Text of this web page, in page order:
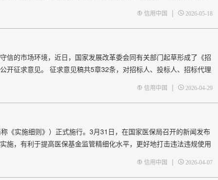
信用中国 | 2026-05-18
信的市场环境，近日，国家发展改革委会同有关部门起草形成了《招
开征求意见。 征求意见稿共5章32条，对招标人、投标人、招标代理
信用中国 | 2026-04-29
《实施细则》）正式施行。3月31日，在国家医保局召开的新闻发布
施，有利于提高医保基金监管精细化水平，更好地打击违法违规使用
信用中国 | 2026-04-07